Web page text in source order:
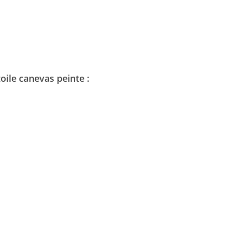
canevas peinte :